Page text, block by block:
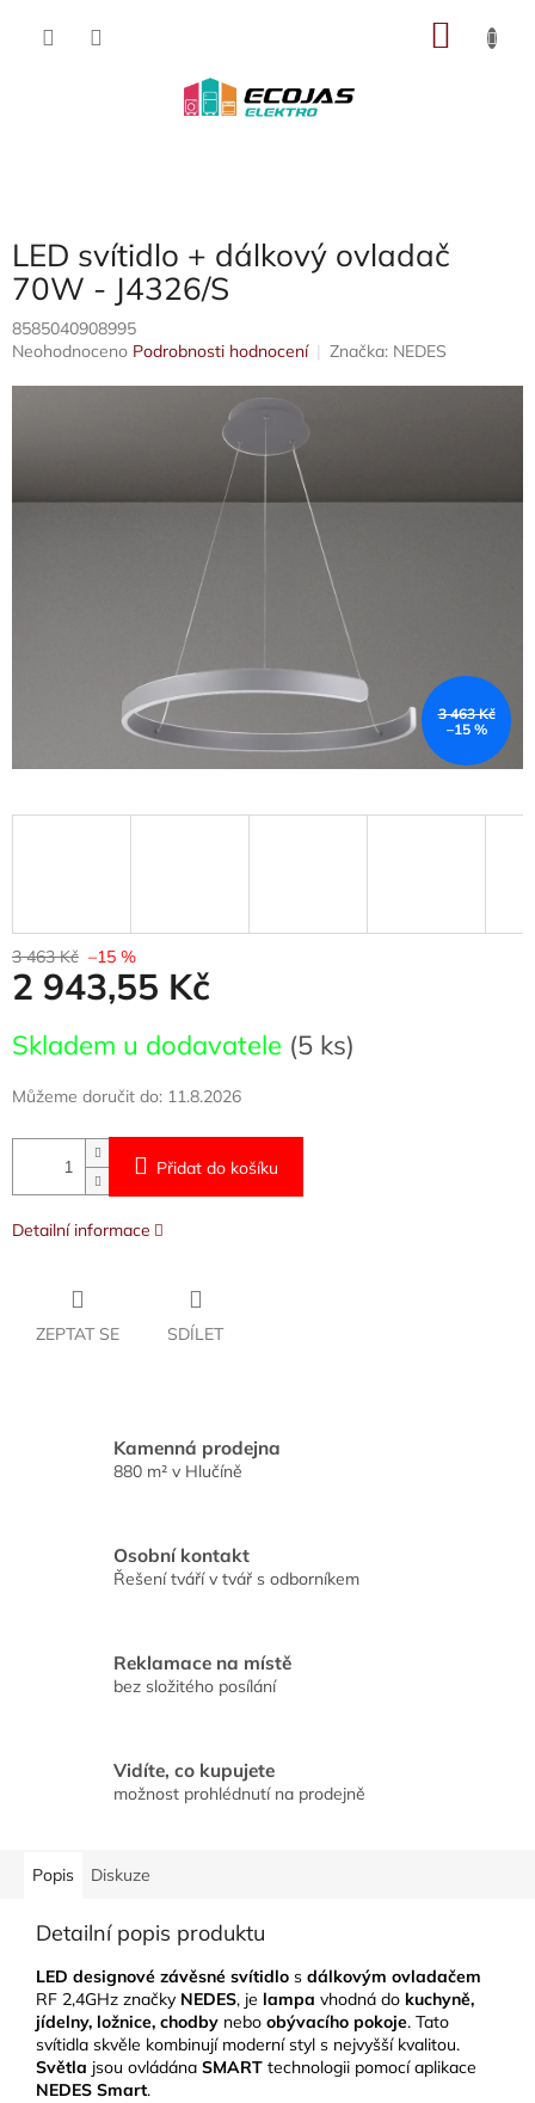
LED svítidlo + dálkový ovladač
70W - J4326/S
8585040908995
Průměrné
hvězdiček.
Neohodnoceno Podrobnosti hodnocení Značka: NEDES
3 463 Kč
–15 %
3 463 Kč –15 %
2 943,55 Kč
cena:
Skladem u dodavatele (5 ks)
Můžeme doručit do: 11.8.2026
Přidat do košíku
Detailní informace
ZEPTAT SE SDÍLET
Kamenná prodejna
880 m² v Hlučíně
Osobní kontakt
Řešení tváří v tvář s odborníkem
Reklamace na místě
bez složitého posílání
Vidíte, co kupujete
možnost prohlédnutí na prodejně
Popis Diskuze
Detailní popis produktu
LED designové závěsné svítidlo s dálkovým ovladačem
RF 2,4GHz značky NEDES, je lampa vhodná do kuchyně,
jídelny, ložnice, chodby nebo obývacího pokoje. Tato
svítidla skvěle kombinují moderní styl s nejvyšší kvalitou.
Světla jsou ovládána SMART technologii pomocí aplikace
NEDES Smart.